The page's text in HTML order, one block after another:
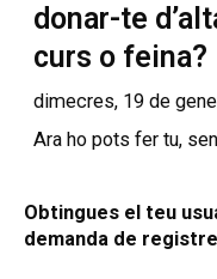
donar-te
curs o feina?
dimecres, 19 de
Ara ho pots fer tu,
Obtingues el teu
demanda de